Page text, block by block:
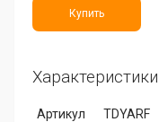
Купить
Характеристики
Артикул TDYARF